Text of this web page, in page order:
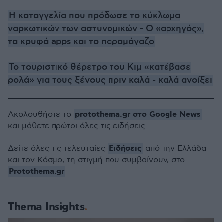
Η καταγγελία που πρόδωσε το κύκλωμα
ναρκωτικών των αστυνομικών - Ο «αρχηγός»,
τα κρυφά apps και το παραμάγαζο
Το τουριστικό θέρετρο του Κιμ «κατέβασε
ρολά» για τους ξένους πριν καλά - καλά ανοίξει
Thema Insights
Ακολουθήστε το protothema.gr στο Google News
και μάθετε πρώτοι όλες τις ειδήσεις
Δείτε όλες τις τελευταίες Ειδήσεις από την Ελλάδα
και τον Κόσμο, τη στιγμή που συμβαίνουν, στο
Protothema.gr